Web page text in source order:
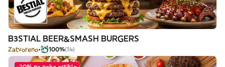
B3STIAL BEER&SMASH BURGERS
Zatvoreno 100%(14)